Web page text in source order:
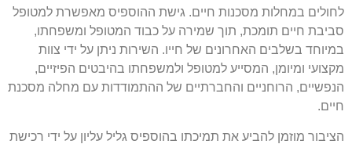
לחולים במחלות מסכנות חיים. גישת ההוספיס מאפשרת למטופל
סביבת חיים תומכת, תוך שמירה על כבוד המטופל ומשפחתו,
במיוחד בשלבים האחרונים של חייו. השירות ניתן על ידי צוות
מקצועי ומיומן, המסייע למטופל ולמשפחתו בהיבטים הפיזיים,
הנפשיים, הרוחניים והחברתיים של ההתמודדות עם מחלה מסכנת
חיים.
הציבור מוזמן להביע את תמיכתו בהוספיס גליל עליון על ידי רכישת